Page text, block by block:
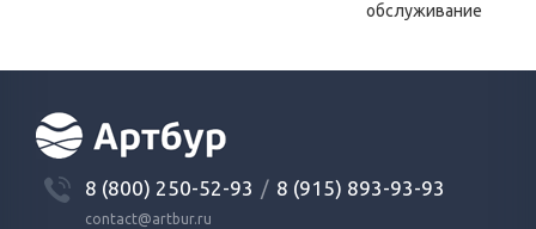
обслуживание
8 (800) 250-52-93 / 8 (915) 893-93-93
contact@artbur.ru